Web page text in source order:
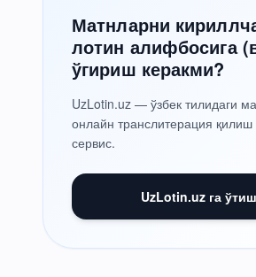
Матнларни
лотин алифбосига
ўгириш керакми?
UzLotin.uz — ўзбек тилидаги
онлайн транслитерация қилиш
сервис.
UzLotin.uz га ўтиш